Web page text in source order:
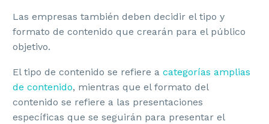
Las empresas también deben decidir el tipo y
formato de contenido que crearán para el público
objetivo.
El tipo de contenido se refiere a categorías amplias
de contenido, mientras que el formato del
contenido se refiere a las presentaciones
específicas que se seguirán para presentar el